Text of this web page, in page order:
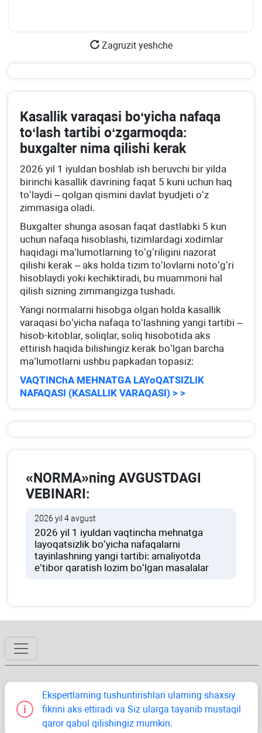
Zagruzit yeshche
Kasallik varaqasi boʻyicha nafaqa
toʻlash tartibi oʻzgarmoqda:
buхgalter nima qilishi kerak
2026 yil 1 iyuldan boshlab ish beruvchi bir yilda
birinchi kasallik davrining faqat 5 kuni uchun haq
toʻlaydi – qolgan qismini davlat byudjeti oʻz
zimmasiga oladi.
Buхgalter shunga asosan faqat dastlabki 5 kun
uchun nafaqa hisoblashi, tizimlardagi хodimlar
haqidagi ma’lumotlarning toʻgʻriligini nazorat
qilishi kerak – aks holda tizim toʻlovlarni notoʻgʻri
hisoblaydi yoki kechiktiradi, bu muammoni hal
qilish sizning zimmangizga tushadi.
Yangi normalarni hisobga olgan holda kasallik
varaqasi boʻyicha nafaqa toʻlashning yangi tartibi –
hisob-kitoblar, soliqlar, soliq hisobotida aks
ettirish haqida bilishingiz kerak boʻlgan barcha
ma’lumotlarni ushbu papkadan topasiz:
VAQTINChA MEHNATGA LAYoQATSIZLIK
NAFAQASI (KASALLIK VARAQASI) > >
«NORMA»ning AVGUSTDAGI
VEBINARI:
2026 yil 4 avgust
2026 yil 1 iyuldan vaqtincha mehnatga
layoqatsizlik boʻyicha nafaqalarni
tayinlashning yangi tartibi: amaliyotda
e’tibor qaratish lozim boʻlgan masalalar
Ekspertlarning tushuntirishlari ularning shaхsiy
fikrini aks ettiradi va Siz ularga tayanib mustaqil
qaror qabul qilishingiz mumkin.